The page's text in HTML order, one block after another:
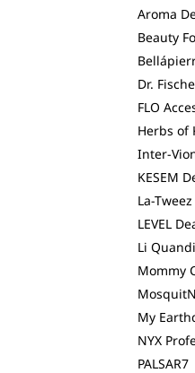
Aroma
Beauty
Dr.
FLO
Herbs of
Inter-
KESEM
La-Tweez
LEVEL
Li
Mommy
My
NYX
PALSAR7